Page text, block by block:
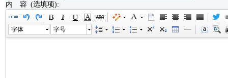
内 容 (选填项):
字体 字号